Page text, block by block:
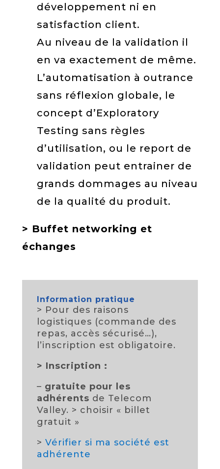
développement ni en
satisfaction client.
Au niveau de la validation il
en va exactement de même.
L’automatisation à outrance
sans réflexion globale, le
concept d’Exploratory
Testing sans règles
d’utilisation, ou le report de
validation peut entrainer de
grands dommages au niveau
de la qualité du produit.
> Buffet networking et
échanges
Information pratique
> Pour des raisons
logistiques (commande des
repas, accès sécurisé…),
l’inscription est obligatoire.
> Inscription :
– gratuite pour les
adhérents de Telecom
Valley. > choisir « billet
gratuit »
> Vérifier si ma société est
adhérente